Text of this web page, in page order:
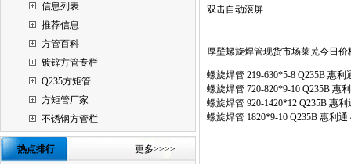
信息列表
推荐信息
方管百科
镀锌方管专栏
Q235方矩管
方矩管厂家
不锈钢方管栏
热点排行
更多>>>>
双击自动滚屏
厚壁螺旋焊管现货市场莱芜今日价
螺旋焊管 219-630*5-8 Q235B 惠利
螺旋焊管 720-820*9-10 Q235B 惠
螺旋焊管 920-1420*12 Q235B 惠利
螺旋焊管 1820*9-10 Q235B 惠利通